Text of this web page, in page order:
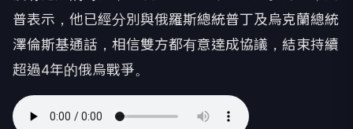
普表示，他已經分別與俄羅斯總統普丁及烏克蘭總統
澤倫斯基通話，相信雙方都有意達成協議，結束持續
超過4年的俄烏戰爭。